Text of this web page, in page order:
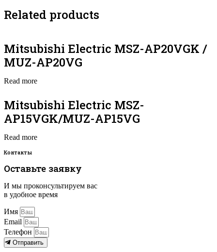
Related products
Mitsubishi Electric MSZ-AP20VGK /
MUZ-AP20VG
Read more
Mitsubishi Electric MSZ-
AP15VGK/MUZ-AP15VG
Read more
Контакты
Оставьте заявку
И мы проконсультируем вас
в удобное время
Имя
Email
Телефон
Отправить